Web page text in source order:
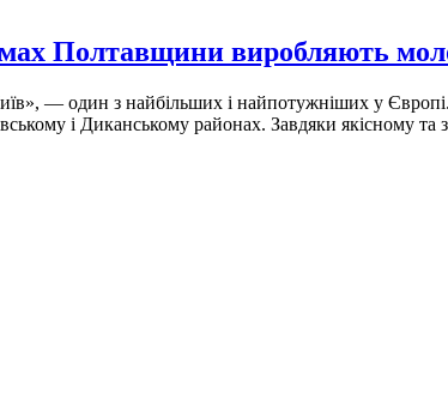
Полтавщини виробляють
— один з найбільших і найпотужніших у
і Диканському районах. Завдяки якісному та